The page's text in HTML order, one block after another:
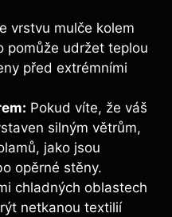
vrstvu mulče kolem
pomůže udržet teplou
před extrémními
Pokud víte, že váš
silným větrům,
jako jsou
opěrné stěny.
chladných oblastech
netkanou textilií